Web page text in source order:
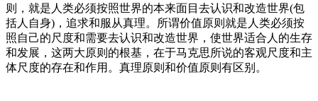
则，就是人类必须按照世界的本来面目去认识和改造世界(包
括人自身)，追求和服从真理。所谓价值原则就是人类必须按
照自己的尺度和需要去认识和改造世界，使世界适合人的生存
和发展，这两大原则的根基，在于马克思所说的客观尺度和主
体尺度的存在和作用。真理原则和价值原则有区别。